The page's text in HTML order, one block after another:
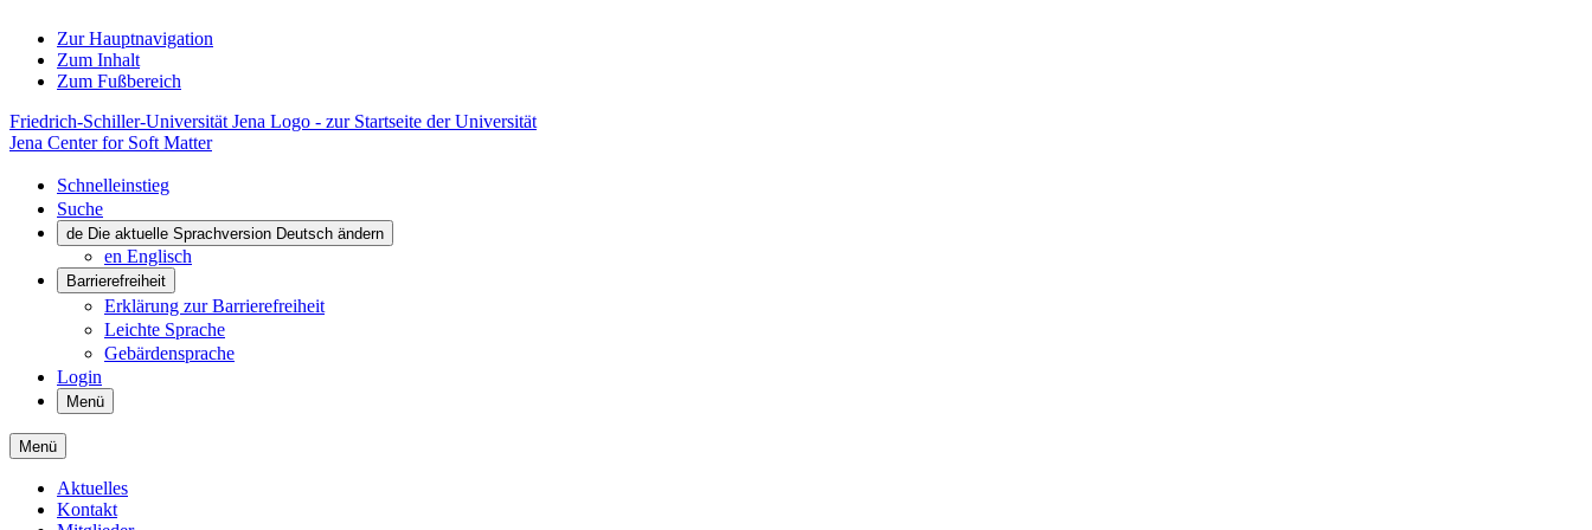
Zur Hauptnavigation
Zum Inhalt
Zum Fußbereich
Friedrich-Schiller-Universität Jena Logo - zur Startseite der Universität
Jena Center for Soft Matter
Schnelleinstieg
Suche
de Die aktuelle Sprachversion Deutsch ändern
en Englisch
Barrierefreiheit
Erklärung zur Barrierefreiheit
Leichte Sprache
Gebärdensprache
Login
Menü
Menü
Aktuelles
Kontakt